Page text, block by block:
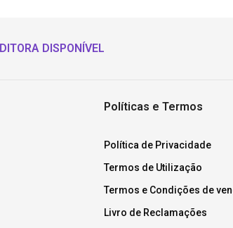
DISPONÍVEL
Políticas e Termos
Política de Privacidade
Termos de Utilização
Termos e Condições de
Livro de Reclamações